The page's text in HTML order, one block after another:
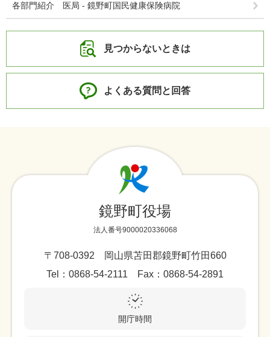
各部門紹介 医局 - 鏡野町国民健康保険病院
見つからないときは
よくある質問と回答
鏡野町役場
法人番号9000020336068
〒708-0392 岡山県苫田郡鏡野町竹田660
Tel：0868-54-2111 Fax：0868-54-2891
開庁時間